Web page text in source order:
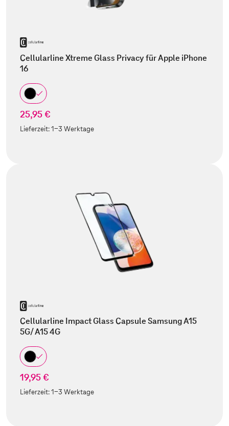
Cellularline Xtreme Glass Privacy für Apple iPhone
16
25,95 €
Lieferzeit:1-3 Werktage
Cellularline Impact Glass Capsule Samsung A15
5G/ A15 4G
19,95 €
Lieferzeit:1-3 Werktage